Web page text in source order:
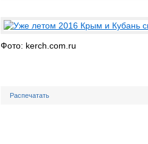
Фото: kerch.com.ru
Распечатать